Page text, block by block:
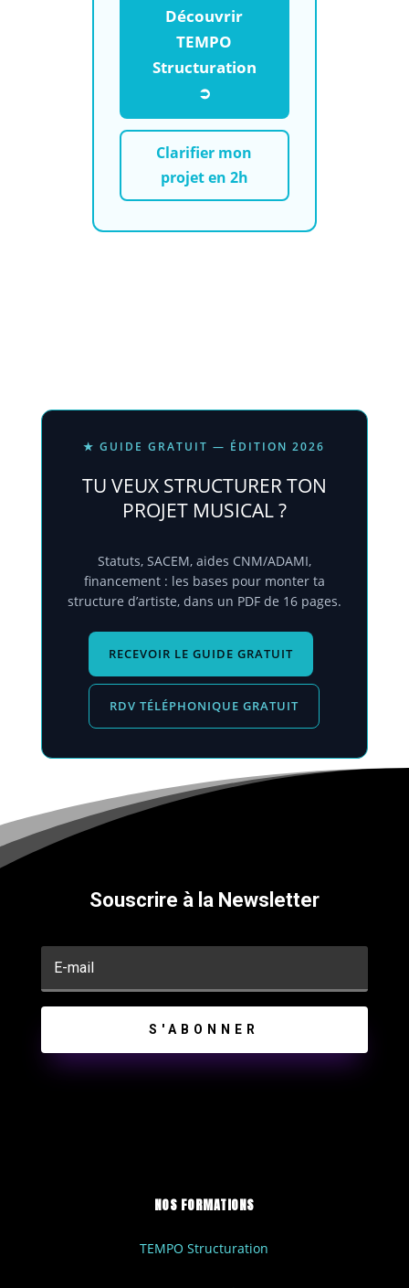
Découvrir
TEMPO
Structuration
➲
Clarifier mon
projet en 2h
★ GUIDE GRATUIT — ÉDITION 2026
TU VEUX STRUCTURER TON
PROJET MUSICAL ?
Statuts, SACEM, aides CNM/ADAMI,
financement : les bases pour monter ta
structure d’artiste, dans un PDF de 16 pages.
RECEVOIR LE GUIDE GRATUIT
RDV TÉLÉPHONIQUE GRATUIT
Souscrire à la Newsletter
S'ABONNER
NOS FORMATIONS
TEMPO Structuration